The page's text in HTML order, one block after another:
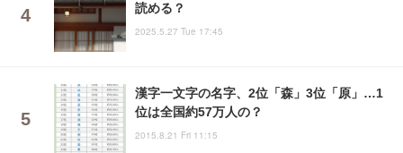
読める？
2025.5.27 Tue 17:45
漢字一文字の名字、2位「森」3位「原」…1
位は全国約57万人の？
2015.8.21 Fri 11:15